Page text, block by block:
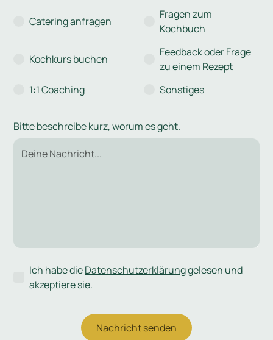
Catering anfragen
Fragen zum
Kochbuch
Kochkurs buchen
Feedback oder Frage
zu einem Rezept
1:1 Coaching
Sonstiges
Bitte beschreibe kurz, worum es geht.
Ich habe dieDatenschutzerklärunggelesen und
akzeptiere sie.